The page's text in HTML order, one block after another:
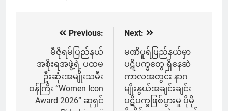
navigation
Previous:
မီဇိုရမ်ပြည်နယ်
အစိုးရအဖွဲ့ရဲ့ ပထမ
ဦးဆုံးအမျိုးသမီး
ဝန်ကြီး “Women Icon
Award 2026” ဆုရှင်
Next:
မဏိပူရ်ပြည်နယ်မှာ
ပဋိပက္ခတွေ ရှိနေဆဲ
ကာလအတွင်း နာဂ
မျိုးနွယ်အချင်းချင်း
ပဋိပက္ခဖြစ်ပွားမှု ပိုမို